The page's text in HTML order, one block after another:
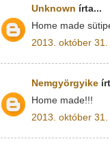
Unknown írta...
Home made
2013. október
Nemgyörgyike
Home made!!!
2013. október